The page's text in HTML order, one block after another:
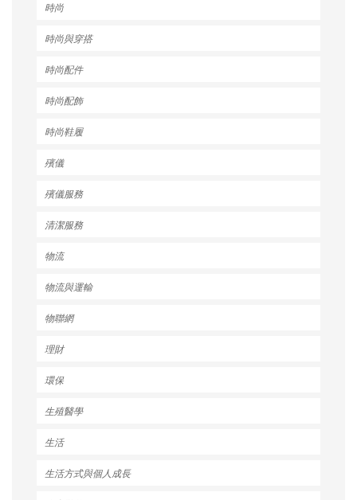
時尚
時尚與穿搭
時尚配件
時尚配飾
時尚鞋履
殯儀
殯儀服務
清潔服務
物流
物流與運輸
物聯網
理財
環保
生殖醫學
生活
生活方式與個人成長